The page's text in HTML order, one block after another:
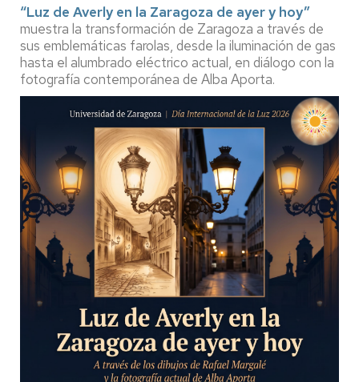
“Luz de Averly en la Zaragoza de ayer y hoy”
muestra la transformación de Zaragoza a través de
sus emblemáticas farolas, desde la iluminación de gas
hasta el alumbrado eléctrico actual, en diálogo con la
fotografía contemporánea de Alba Aporta.